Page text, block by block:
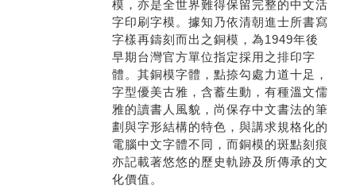
模，亦是全世界難得保留完整的中文活
字印刷字模。據知乃依清朝進士所書寫
字樣再鑄刻而出之銅模，為1949年後
早期台灣官方單位指定採用之排印字
體。其銅模字體，點捺勾處力道十足，
字型優美古雅，含蓄生動，有種溫文儒
雅的讀書人風貌，尚保存中文書法的筆
劃與字形結構的特色，與講求規格化的
電腦中文字體不同，而銅模的斑點刻痕
亦記載著悠悠的歷史軌跡及所傳承的文
化價值。